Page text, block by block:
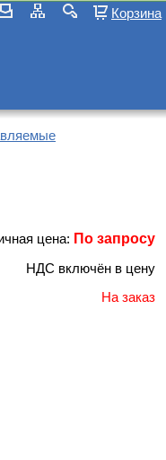
Корзина
цена: По запросу
НДС включён в цену
На заказ